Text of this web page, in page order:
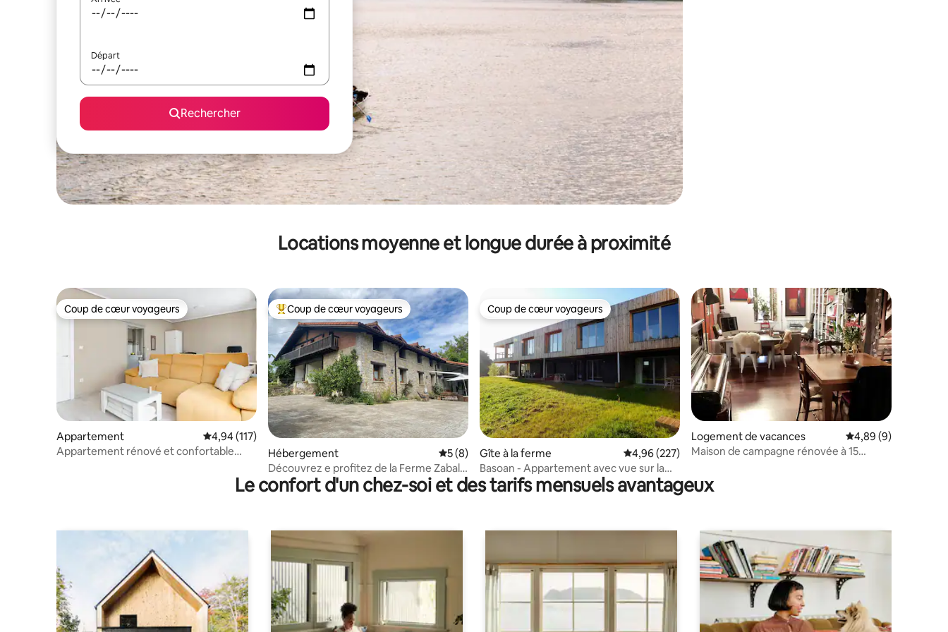
Départ
Rechercher
Locations moyenne et longue durée à proximité
Coup de cœur voyageurs
Coup de cœur voyageurs
Appartement Évaluation moyenne sur la base de 117 commentaires : 4,94 sur 5
4,94 (117)
Appartement rénové et confortable
Coups de cœur voyageurs les plus appréciés
Coup de cœur voyageurs
Hébergement Évaluation moyenne sur la base de 8 commentaires : 5 sur 5
5 (8)
Découvrez e profitez de la Ferme Zabale
en Biscaye
Coup de cœur voyageurs
Coup de cœur voyageurs
Gîte à la ferme Évaluation moyenne sur la base de 227 commentaires : 4,96 sur 5
4,96 (227)
Basoan - Appartement avec vue sur la
montagne
Logement de vacances Évaluation moyenne
4,89 (9)
Maison de campagne rénovée à 15
Le confort d'un chez-soi et des tarifs mensuels avantageux